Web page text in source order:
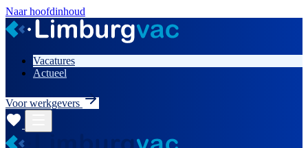
Naar hoofdinhoud
Vacatures
Actueel
Voor werkgevers